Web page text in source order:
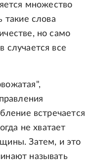
множество
такие слова
но само
случается все
встречается
не хватает
Затем, и это
называть